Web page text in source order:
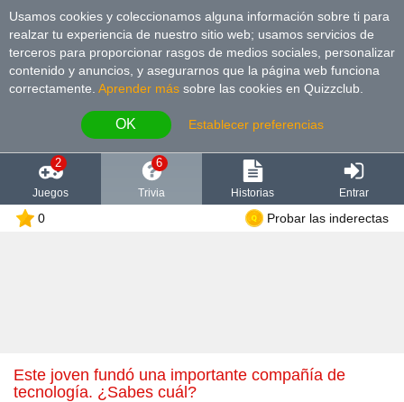
Usamos cookies y coleccionamos alguna información sobre ti para
realzar tu experiencia de nuestro sitio web; usamos servicios de
terceros para proporcionar rasgos de medios sociales, personalizar
contenido y anuncios, y asegurarnos que la página web funciona
correctamente. Aprender más sobre las cookies en Quizzclub.
OK Establecer preferencias
2
Juegos
6
Trivia Historias Entrar
0 Probar las inderectas
Este joven fundó una importante compañía de
tecnología. ¿Sabes cuál?